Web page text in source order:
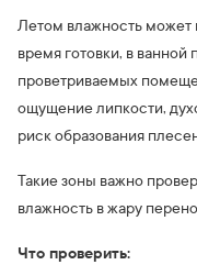
Летом влажность может
время готовки, в
проветриваемых
ощущение липкости,
риск образования
Такие зоны важно
влажность в жару
Что проверить: